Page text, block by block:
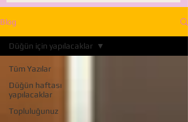
Blog
Tüm Yazılar
Düğün haftası
yapılacaklar
Topluluğunuz
Düğün için yapılacaklar